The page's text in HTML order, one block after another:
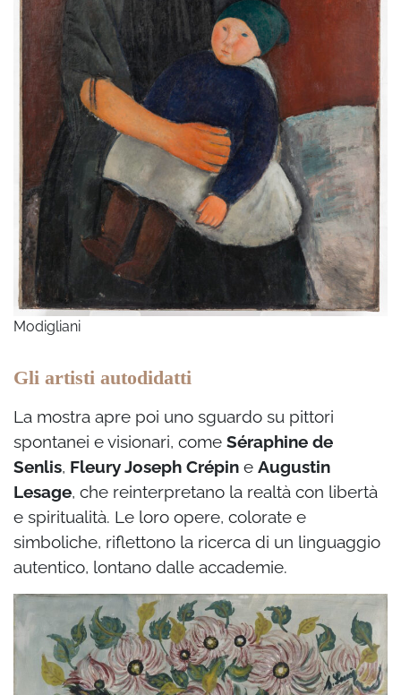
Modigliani
Gli artisti autodidatti
La mostra apre poi uno sguardo su pittori
spontanei e visionari, come Séraphine de
Senlis, Fleury Joseph Crépin e Augustin
Lesage, che reinterpretano la realtà con libertà
e spiritualità. Le loro opere, colorate e
simboliche, riflettono la ricerca di un linguaggio
autentico, lontano dalle accademie.